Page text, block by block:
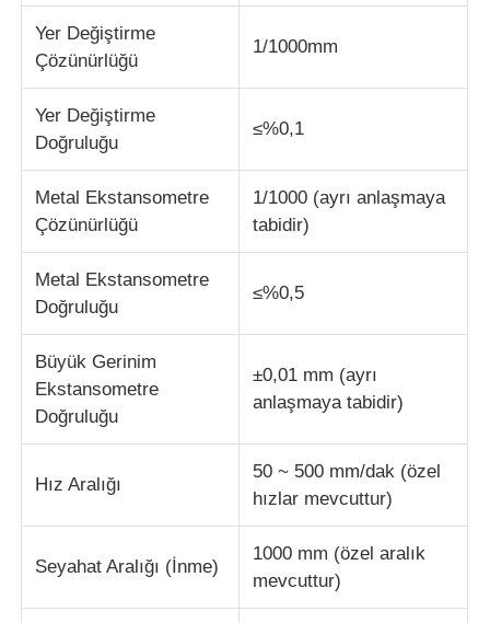
Yapıştırıcı deneme ekipmanları
Sıcaklık ve Nem Kontrol Cihazı
Sertlik denetleyicisi
Yer Değiştirme
Çözünürlüğü
1/1000mm
Yer Değiştirme
Doğruluğu
≤%0,1
Metal Ekstansometre
Çözünürlüğü
1/1000 (ayrı anlaşmaya
tabidir)
Metal Ekstansometre
Doğruluğu
≤%0,5
Büyük Gerinim
Ekstansometre
Doğruluğu
±0,01 mm (ayrı
anlaşmaya tabidir)
Hız Aralığı
50 ~ 500 mm/dak (özel
hızlar mevcuttur)
Seyahat Aralığı (İnme)
1000 mm (özel aralık
mevcuttur)